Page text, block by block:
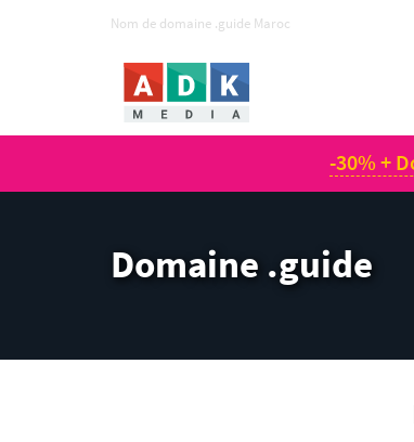
Nom de domaine .guide Maroc
-30% +
Domaine .guide